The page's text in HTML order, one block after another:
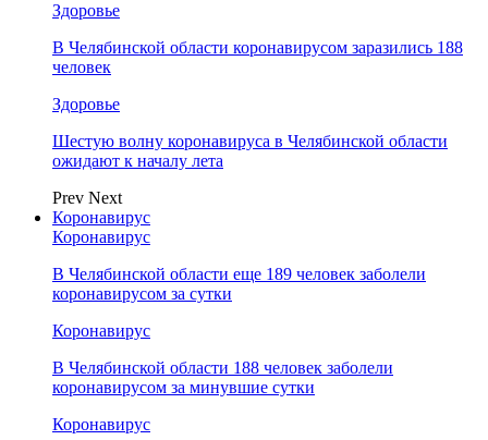
Здоровье
В Челябинской области коронавирусом заразились 188
человек
Здоровье
Шестую волну коронавируса в Челябинской области
ожидают к началу лета
Prev Next
Коронавирус
Коронавирус
В Челябинской области еще 189 человек заболели
коронавирусом за сутки
Коронавирус
В Челябинской области 188 человек заболели
коронавирусом за минувшие сутки
Коронавирус